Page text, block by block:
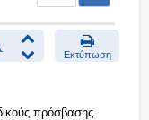
Εκτύπωση
πρόσβασης